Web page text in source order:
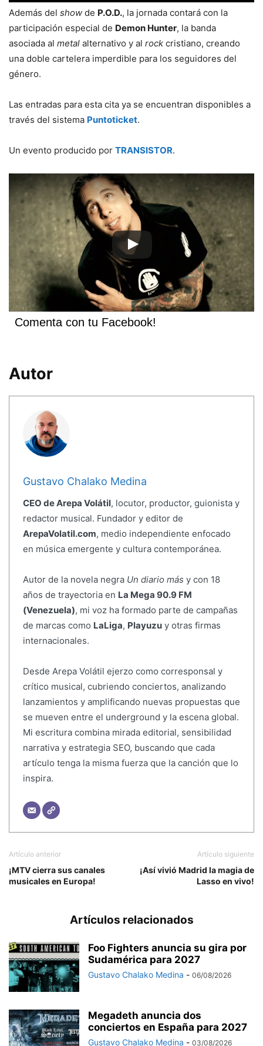
Además del show de P.O.D., la jornada contará con la
participación especial de Demon Hunter, la banda
asociada al metal alternativo y al rock cristiano, creando
una doble cartelera imperdible para los seguidores del
género.
Las entradas para esta cita ya se encuentran disponibles a
través del sistema Puntoticket.
Un evento producido por TRANSISTOR.
Comenta con tu Facebook!
Autor
Gustavo Chalako Medina
CEO de Arepa Volátil, locutor, productor, guionista y
redactor musical. Fundador y editor de
ArepaVolatil.com, medio independiente enfocado
en música emergente y cultura contemporánea.
Autor de la novela negra Un diario más y con 18
años de trayectoria en La Mega 90.9 FM
(Venezuela), mi voz ha formado parte de campañas
de marcas como LaLiga, Playuzuy otras firmas
internacionales.
Desde Arepa Volátil ejerzo como corresponsal y
crítico musical, cubriendo conciertos, analizando
lanzamientos y amplificando nuevas propuestas que
se mueven entre el underground y la escena global.
Mi escritura combina mirada editorial, sensibilidad
narrativa y estrategia SEO, buscando que cada
artículo tenga la misma fuerza que la canción que lo
inspira.
Artículo anterior
¡MTV cierra sus canales
musicales en Europa!
Artículo siguiente
¡Así vivió Madrid la magia de
Lasso en vivo!
Artículos relacionados
Foo Fighters anuncia su gira por
Sudamérica para 2027
Gustavo Chalako Medina - 06/08/2026
Megadeth anuncia dos
conciertos en España para 2027
Gustavo Chalako Medina - 03/08/2026